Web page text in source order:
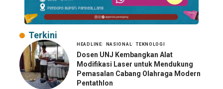
Terkini
HEADLINE NASIONAL TEKNOLOGI
Dosen UNJ Kembangkan Alat
Modifikasi Laser untuk Mendukung
Pemasalan Cabang Olahraga Modern
Pentathlon